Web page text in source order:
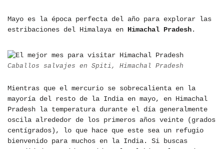
Mayo es la época perfecta del año para explorar las
estribaciones del Himalaya en Himachal Pradesh.
Caballos salvajes en Spiti, Himachal Pradesh
Mientras que el mercurio se sobrecalienta en la
mayoría del resto de la India en mayo, en Himachal
Pradesh la temperatura durante el día generalmente
oscila alrededor de los primeros años veinte (grados
centígrados), lo que hace que este sea un refugio
bienvenido para muchos en la India. Si buscas